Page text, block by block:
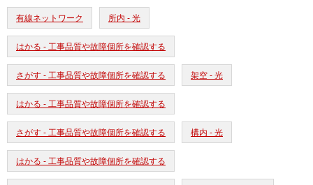
有線ネットワーク 所内 - 光
はかる - 工事品質や故障個所を確認する
さがす - 工事品質や故障個所を確認する 架空 - 光
はかる - 工事品質や故障個所を確認する
さがす - 工事品質や故障個所を確認する 構内 - 光
はかる - 工事品質や故障個所を確認する